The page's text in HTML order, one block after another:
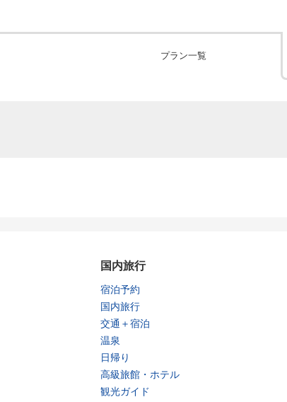
プラン一覧
国内旅行
宿泊予約
国内旅行
交通＋宿泊
温泉
日帰り
高級旅館・ホテル
観光ガイド